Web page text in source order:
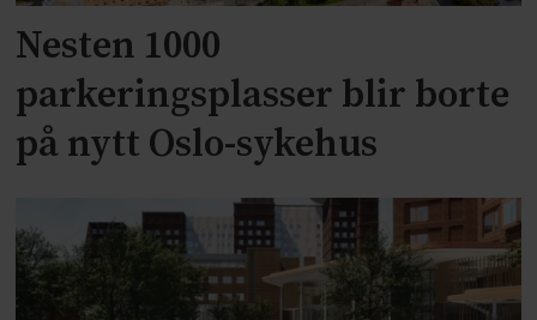
Nesten 1000
parkeringsplasser blir borte
på nytt Oslo-sykehus